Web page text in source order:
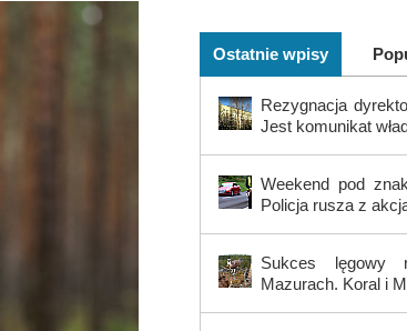
Ostatnie wpisy
Rezygnacja
Jest komunikat
Weekend pod
Policja rusza z
Sukces lęgowy
Mazurach. Koral i